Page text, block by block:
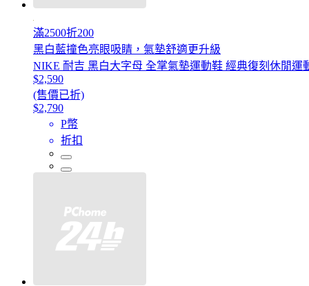
滿2500折200
黑白藍撞色亮眼吸睛，氣墊舒適更升級
NIKE 耐吉 黑白大字母 全掌氣墊運動鞋 經典復刻休閒運
$2,590
(售價已折)
$2,790
P幣
折扣